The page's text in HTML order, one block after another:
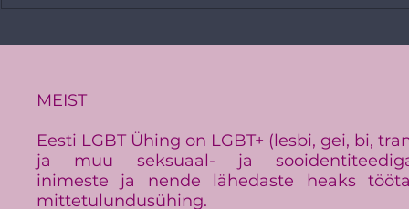
Eestis
MEIST
Eesti LGBT Ühing on LGBT+ (lesbi, gei, bi,
ja muu seksuaal- ja
inimeste ja nende lähedaste heaks
mittetulundusühing.